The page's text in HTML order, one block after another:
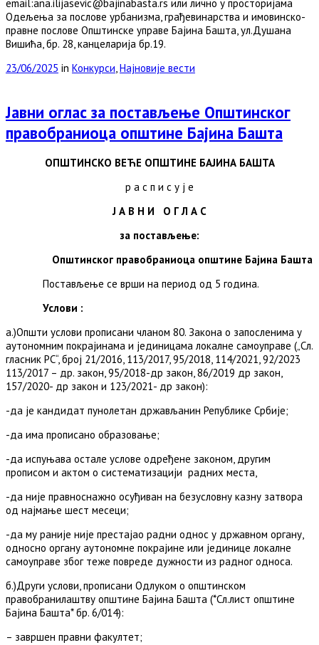
email:ana.ilijasevic@bajinabasta.rs или лично у просторијама
Одељења за послове урбанизма, грађевинарства и имовинско-
правне послове Општинске управе Бајина Башта, ул.Душана
Вишића, бр. 28, канцеларија бр.19.
23/06/2025 in Конкурси,Најновије вести
Јавни оглас за постављење Општинског
правобраниоца општине Бајина Башта
ОПШТИНСКО ВЕЋЕ ОПШТИНЕ БАЈИНА БАШТА
р а с п и с у ј е
Ј А В Н И О Г Л А С
за постављење:
Општинског правобраниоца општине Бајина Башта
Постављење се врши на период од 5 година.
Услови :
а.)Општи услови прописани чланом 80. Закона о запосленима у
аутономним покрајинама и јединицама локалне самоуправе („Сл.
гласник РС“, број 21/2016, 113/2017, 95/2018, 114/2021, 92/2023
113/2017 – др. закон, 95/2018-др закон, 86/2019 др закон,
157/2020- др закон и 123/2021- др закон):
-да је кандидат пунолетан држављанин Републике Србије;
-да има прописано образовање;
-да испуњава остале услове одређене законом, другим
прописом и актом о систематизацији радних места,
-да није правноснажно осуђиван на безусловну казну затвора
од најмање шест месеци;
-да му раније није престајао радни однос у државном органу,
односно органу аутономне покрајине или јединице локалне
самоуправе због теже повреде дужности из радног односа.
б.)Други услови, прописани Одлуком о општинском
правобранилаштву општине Бајина Башта (*Сл.лист општине
Бајина Башта* бр. 6/014):
– завршен правни факултет;